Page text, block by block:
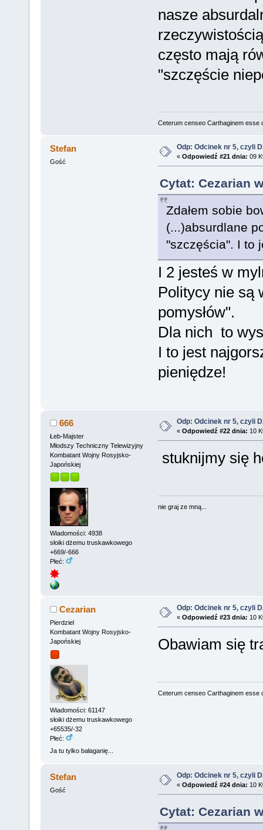
nasze
często mają
"szczęście
Ceterum censeo Carthaginem esse
Stefan
Gość
Odp: Odcinek nr 5, czyli
« Odpowiedź #21 dnia: 09
Cytat: Cezarian
Zdałem sobie
(...)absurdlane
"szczęścia". I to
I 2 jesteś w
Politycy nie są
pomysłów".
Dla nich to
I to jest
pieniędze!
666
Łeb-Majster
Młodszy Techniczny Telewizyjny
Kombatant Wojny Rosyjsko-
Japońskiej
Wiadomości: 4938
słoiki dżemu truskawkowego
+669/-666
Płeć:
Odp: Odcinek nr 5, czyli
« Odpowiedź #22 dnia: 10
stuknijmy się
nie graj ze mną...
Cezarian
Pierdziel
Kombatant Wojny Rosyjsko-
Japońskiej
Wiadomości: 61147
słoiki dżemu truskawkowego
+65535/-32
Płeć:
Ja tu tylko bałaganię...
Odp: Odcinek nr 5, czyli
« Odpowiedź #23 dnia: 10
Obawiam się
Ceterum censeo Carthaginem esse
Stefan
Gość
Odp: Odcinek nr 5, czyli
« Odpowiedź #24 dnia: 10
Cytat: Cezarian